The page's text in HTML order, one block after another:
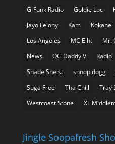
G-Funk Radio
Goldie Loc
Jayo Felony
Kam Kokane
Los Angeles
MC Eiht Mr.
News
OG Daddy V Radio
Shade Sheist
snoop dogg
Suga Free
Tha Chill Tray
Westcoast Stone
XL
Jingle Soopafresh